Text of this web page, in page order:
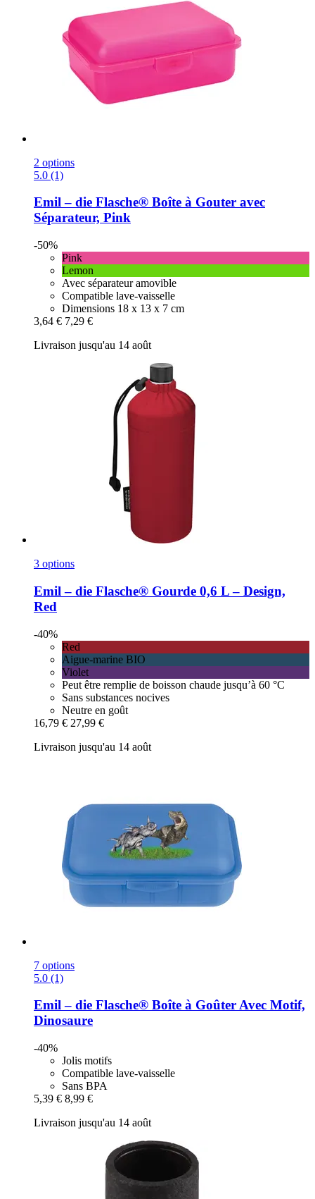
2 options
5.0 (1)
Emil – die Flasche® Boîte à Gouter avec
Séparateur, Pink
-50%
Pink
Lemon
Avec séparateur amovible
Compatible lave-vaisselle
Dimensions 18 x 13 x 7 cm
3,64 € 7,29 €
Livraison jusqu'au 14 août
3 options
Emil – die Flasche® Gourde 0,6 L – Design,
Red
-40%
Red
Aigue-marine BIO
Violet
Peut être remplie de boisson chaude jusqu’à 60 °C
Sans substances nocives
Neutre en goût
16,79 € 27,99 €
Livraison jusqu'au 14 août
7 options
5.0 (1)
Emil – die Flasche® Boîte à Goûter Avec Motif,
Dinosaure
-40%
Jolis motifs
Compatible lave-vaisselle
Sans BPA
5,39 € 8,99 €
Livraison jusqu'au 14 août